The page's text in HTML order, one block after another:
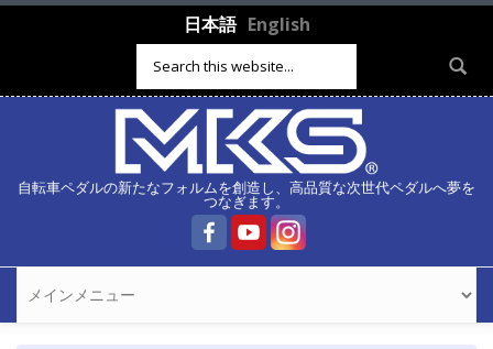
メインコンテンツに移動日本語 English
検索フォーム
自転車ペダルの新たなフォルムを創造し、高品質な次世代ペダルへ夢を
つなぎます。